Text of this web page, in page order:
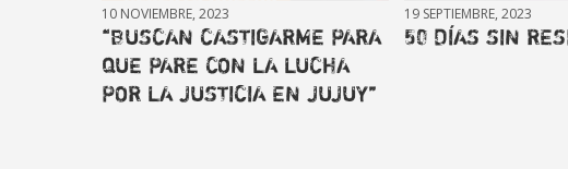
10 NOVIEMBRE, 2023
“BUSCAN CASTIGARME PARA
QUE PARE CON LA LUCHA
POR LA JUSTICIA EN JUJUY”
19 SEPTIEMBRE, 2023
50 DÍAS SIN